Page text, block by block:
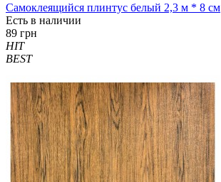
Самоклеящийся плинтус белый 2,3 м * 8 см
Есть в наличии
89 грн
HIT
BEST